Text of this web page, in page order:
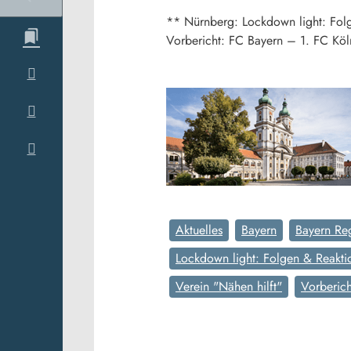
** Nürnberg: Lockdown light:
Vorbericht: FC Bayern – 1. FC
Aktuelles Bayern
Bayern
Lockdown light: Folgen &
Verein "Nähen hilft"